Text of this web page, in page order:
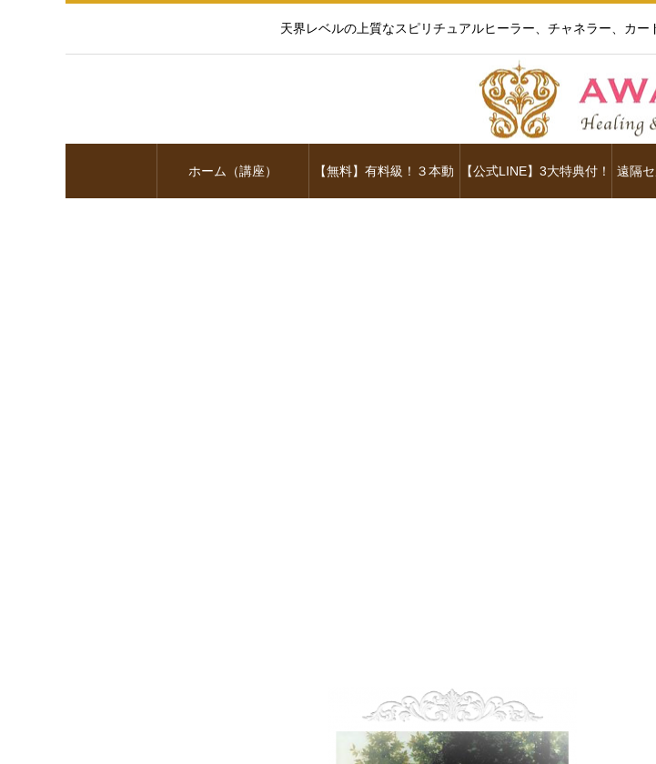
天界レベルの上質なスピリチュアルヒーラー、チャネラー、カ
ホーム（講座） 【無料】有料級！３本動 【公式LINE】3大特典付！ 遠隔